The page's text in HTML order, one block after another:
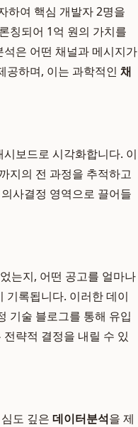
하여 핵심 개발자 2명을
칭되어 1억 원의 가치를
은 어떤 채널과 메시지가
공하며, 이는 과학적인 채
보드로 시각화합니다. 이
지의 전 과정을 추적하고
사결정 영역으로 끌어들
는지, 어떤 공고를 얼마나
기록됩니다. 이러한 데이
기술 블로그를 통해 유입
략적 결정을 내릴 수 있
도 깊은 데이터분석을 제